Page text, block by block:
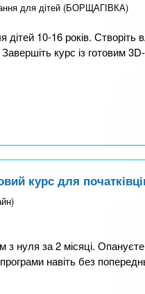
для дітей (БОРЩАГІВКА)
10-16 років. Створіть
курс із готовим
курс для
з нуля за 2 місяці.
навіть без